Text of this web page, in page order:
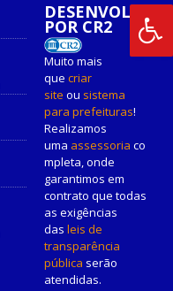
DESENVOLVIDO
POR CR2
Muito mais
que criar
site ou sistema
para prefeituras!
Realizamos
uma assessoria co
mpleta, onde
garantimos em
contrato que todas
as exigências
das leis de
transparência
pública serão
atendidas.